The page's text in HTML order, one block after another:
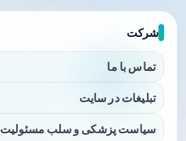
شرکت
تماس با ما
تبلیغات در سایت
سیاست پزشکی و سلب مسئولیت